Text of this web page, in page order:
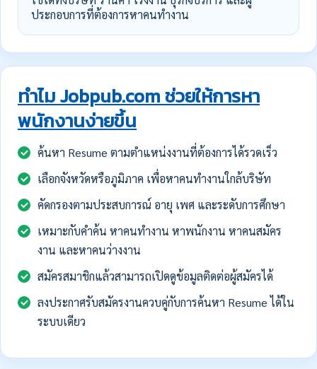
ประกอบการที่ต้องการหาคนทำงาน
ทำไม Jobpub.com ช่วยให้การหา
พนักงานง่ายขึ้น
ค้นหา Resume ตามตำแหน่งงานที่ต้องการได้รวดเร็ว
เลือกจังหวัดหรือภูมิภาค เพื่อหาคนทำงานใกล้บริษัท
คัดกรองตามประสบการณ์ อายุ เพศ และระดับการศึกษา
เหมาะกับคำค้น หาคนทำงาน หาพนักงาน หาคนสมัคร
งาน และหาคนว่างงาน
สมัครสมาชิกแล้วสามารถเปิดดูข้อมูลติดต่อผู้สมัครได้
ลงประกาศรับสมัครงานควบคู่กับการค้นหา Resume ได้ใน
ระบบเดียว